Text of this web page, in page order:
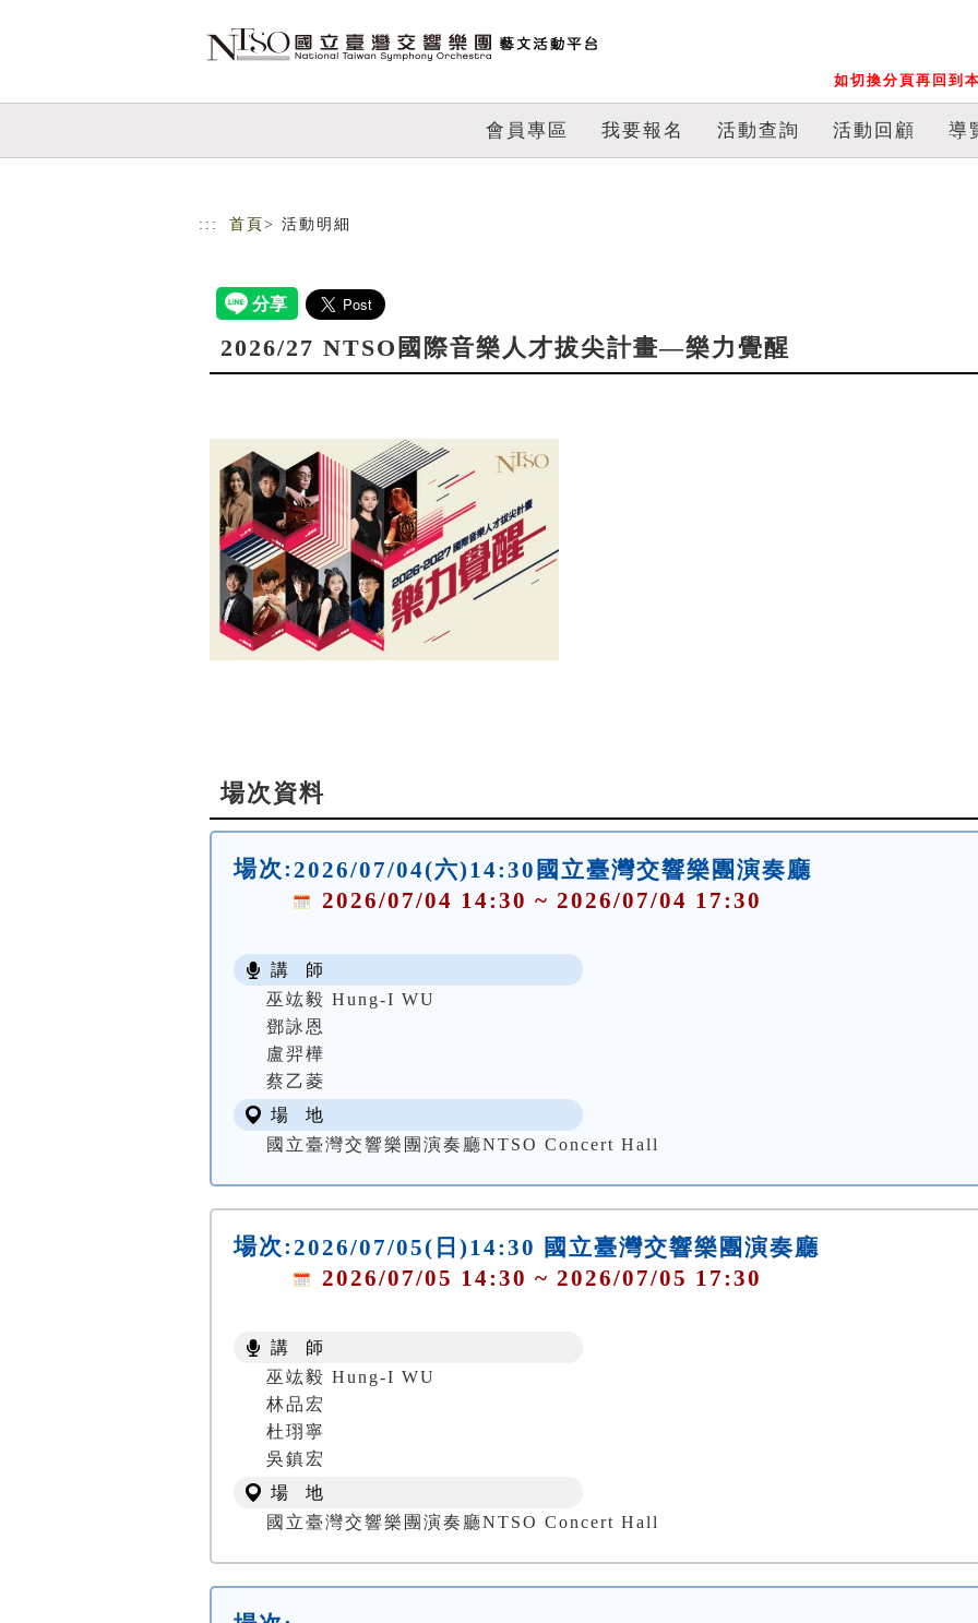
如切換分頁再回到
會員專區 我要報名 活動查詢 活動回顧 導
::: 首頁 > 活動明細
2026/27 NTSO國際音樂人才拔尖計畫—樂力覺醒
場次資料
場次:2026/07/04(六)14:30國立臺灣交響樂團演奏廳
2026/07/04 14:30 ~ 2026/07/04 17:30
講 師
巫竑毅 Hung-I WU
鄧詠恩
盧羿樺
蔡乙菱
場 地
國立臺灣交響樂團演奏廳NTSO Concert Hall
場次:2026/07/05(日)14:30 國立臺灣交響樂團演奏廳
2026/07/05 14:30 ~ 2026/07/05 17:30
講 師
巫竑毅 Hung-I WU
林品宏
杜珝寧
吳鎮宏
場 地
國立臺灣交響樂團演奏廳NTSO Concert Hall